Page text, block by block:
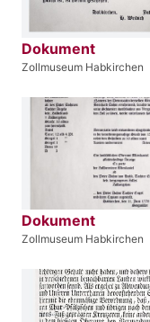
Dokument
Zollmuseum Habkirchen
Dokument
Zollmuseum Habkirchen